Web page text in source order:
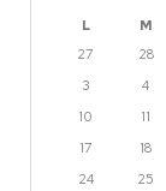
L M
27
28
3
4
10
11
17
18
24
25